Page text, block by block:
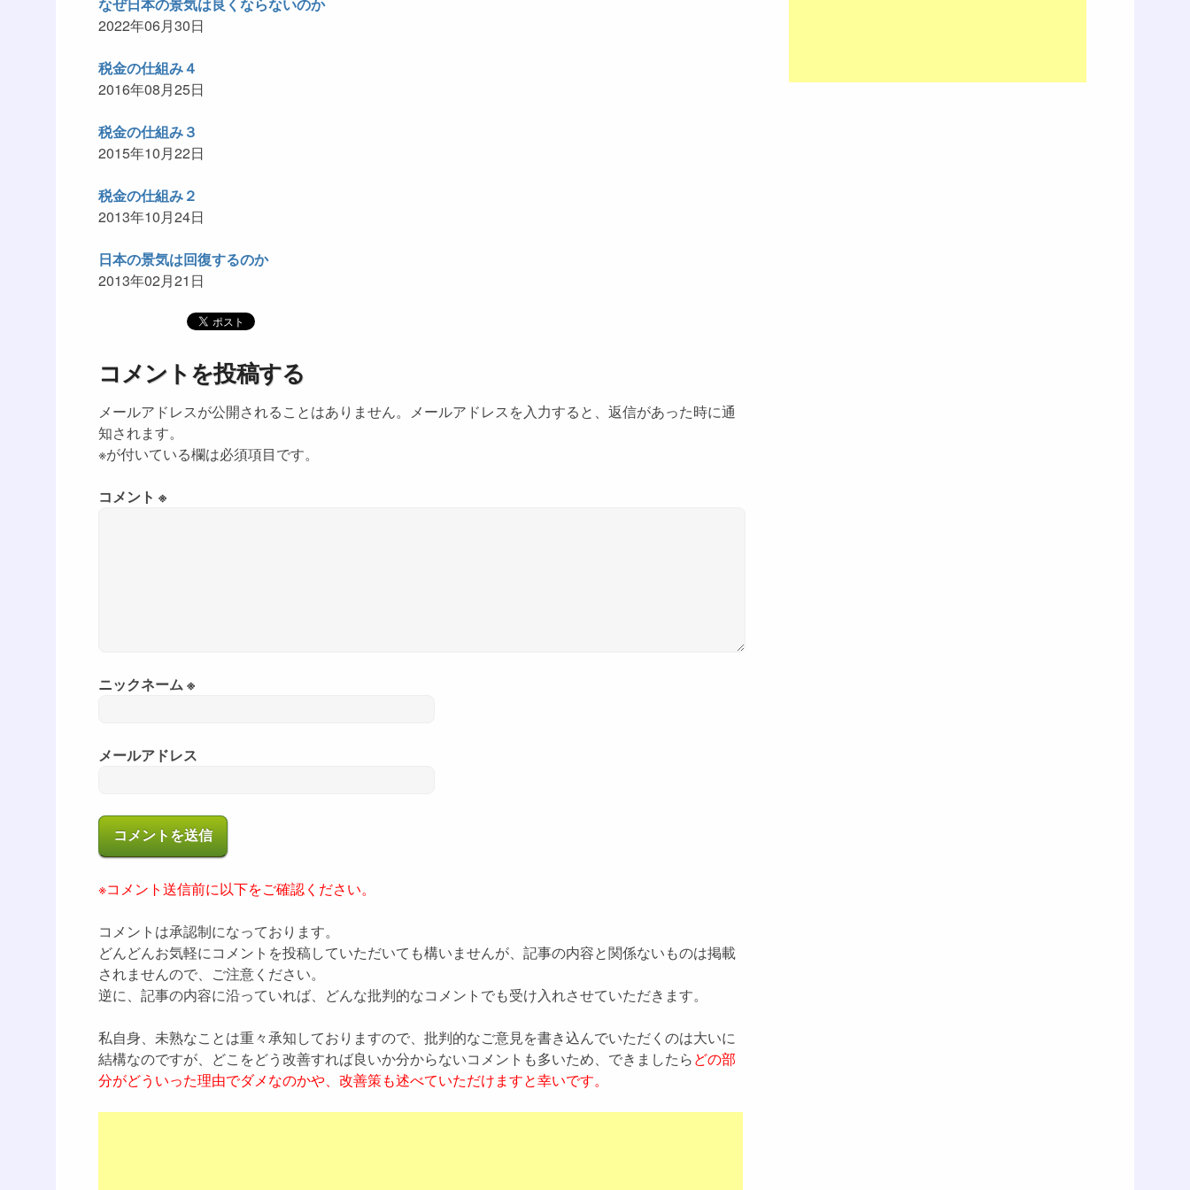
2022年06月30日
税金の仕組み４
2016年08月25日
税金の仕組み３
2015年10月22日
税金の仕組み２
2013年10月24日
日本の景気は回復するのか
2013年02月21日
コメントを投稿する
メールアドレスが公開されることはありません。メールアドレスを入力すると、返信があった時に通
知されます。
※が付いている欄は必須項目です。
コメント ※
ニックネーム ※
メールアドレス
※コメント送信前に以下をご確認ください。
コメントは承認制になっております。
どんどんお気軽にコメントを投稿していただいても構いませんが、記事の内容と関係ないものは掲載
されませんので、ご注意ください。
逆に、記事の内容に沿っていれば、どんな批判的なコメントでも受け入れさせていただきます。
私自身、未熟なことは重々承知しておりますので、批判的なご意見を書き込んでいただくのは大いに
結構なのですが、どこをどう改善すれば良いか分からないコメントも多いため、できましたらどの部
分がどういった理由でダメなのかや、改善策も述べていただけますと幸いです。